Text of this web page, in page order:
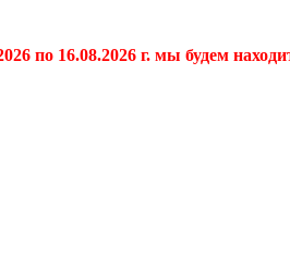
по 16.08.2026 г. мы будем